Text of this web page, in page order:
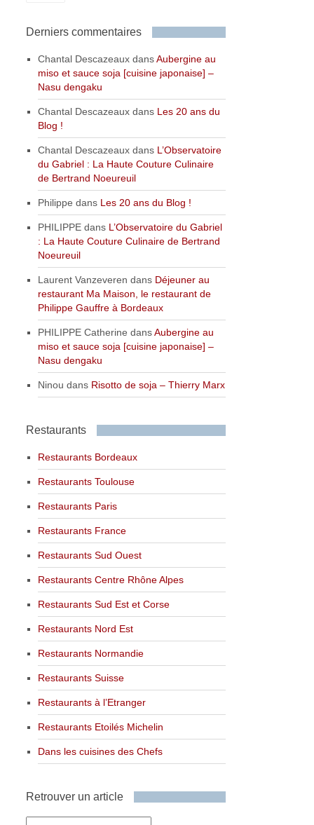
Derniers commentaires
Chantal Descazeaux dansAubergine au
miso et sauce soja [cuisine japonaise] –
Nasu dengaku
Chantal Descazeaux dans Les 20 ans du
Blog !
Chantal Descazeaux dans L’Observatoire
du Gabriel : La Haute Couture Culinaire
de Bertrand Noeureuil
Philippe dans Les 20 ans du Blog !
PHILIPPE dans L’Observatoire du Gabriel
: La Haute Couture Culinaire de Bertrand
Noeureuil
Laurent Vanzeveren dans Déjeuner au
restaurant Ma Maison, le restaurant de
Philippe Gauffre à Bordeaux
PHILIPPE Catherine dansAubergine au
miso et sauce soja [cuisine japonaise] –
Nasu dengaku
Ninou dans Risotto de soja – Thierry Marx
Restaurants
Restaurants Bordeaux
Restaurants Toulouse
Restaurants Paris
Restaurants France
Restaurants Sud Ouest
Restaurants Centre Rhône Alpes
Restaurants Sud Est et Corse
Restaurants Nord Est
Restaurants Normandie
Restaurants Suisse
Restaurants à l’Etranger
Restaurants Etoilés Michelin
Dans les cuisines des Chefs
Retrouver un article